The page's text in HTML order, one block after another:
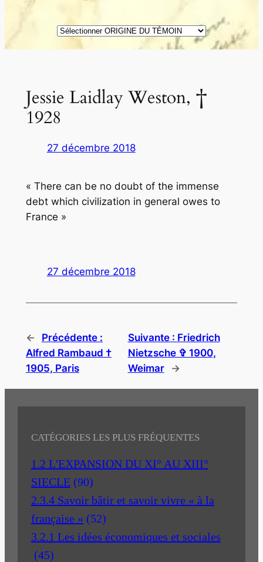
ORIGINE
Jessie Laidlay Weston, †
1928
27 décembre 2018
« There can be no doubt of the immense
debt which civilization in general owes to
France »
27 décembre 2018
←
Précédente :
Alfred Rambaud †
1905, Paris
Suivante : Friedrich
Nietzsche ✞ 1900,
Weimar
→
CATÉGORIES LES PLUS FRÉQUENTES
1.2 L'EXPANSION DU XI° AU XIII°
SIECLE (90)
2.3.4 Savoir bâtir et savoir vivre « à la
française » (52)
3.2.1 Les idées économiques et sociales
(45)